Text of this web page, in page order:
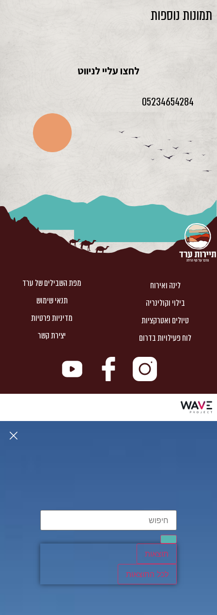
תמונות נוספות
לחצו עליי לניווט
05234654284
לינה ואירוח
בילוי וקולינריה
טיולים ואטרקציות
לוח פעילויות בדרום
מפת השבילים של ערד
תנאי שימוש
מדיניות פרטיות
יצירת קשר
תוצאות
לכל התוצאות